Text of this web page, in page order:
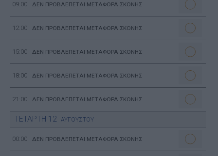
09:00 ΔΕΝ ΠΡΟΒΛΕΠΕΤΑΙ ΜΕΤΑΦΟΡΑ ΣΚΟΝΗΣ
12:00 ΔΕΝ ΠΡΟΒΛΕΠΕΤΑΙ ΜΕΤΑΦΟΡΑ ΣΚΟΝΗΣ
15:00 ΔΕΝ ΠΡΟΒΛΕΠΕΤΑΙ ΜΕΤΑΦΟΡΑ ΣΚΟΝΗΣ
18:00 ΔΕΝ ΠΡΟΒΛΕΠΕΤΑΙ ΜΕΤΑΦΟΡΑ ΣΚΟΝΗΣ
21:00 ΔΕΝ ΠΡΟΒΛΕΠΕΤΑΙ ΜΕΤΑΦΟΡΑ ΣΚΟΝΗΣ
ΤΕΤΑΡΤΗ 12 ΑΥΓΟΥΣΤΟΥ
00:00 ΔΕΝ ΠΡΟΒΛΕΠΕΤΑΙ ΜΕΤΑΦΟΡΑ ΣΚΟΝΗΣ